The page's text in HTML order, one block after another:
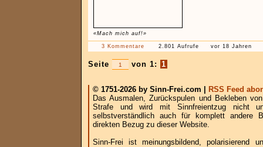
«Mach mich auf!»
3 Kommentare 2.801 Aufrufe vor 18 Jahren
Seite von 1: 1
© 1751-2026 by Sinn-Frei.com |
RSS Feed
Das Ausmalen, Zurückspulen und Bekleben
Strafe und wird mit Sinnfreientzug nicht
selbstverständlich auch für komplett andere
direkten Bezug zu dieser Website.
Sinn-Frei ist meinungsbildend, polarisierend